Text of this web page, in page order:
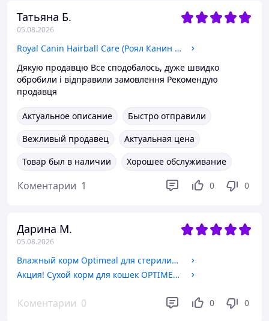
Татьяна Б.
05.08.2026
Royal Canin Hairball Care (Роял Канин Хейрбол Кер) сухой корм для кошек для выведения комков шерсти, 2 КГ
Дякую продавцю Все сподобалось, дуже швидко
обробили і відправили замовлення Рекомендую
продавця
Актуальное описание
Быстро отправили
Вежливый продавец
Актуальная цена
Товар был в наличии
Хорошее обслуживание
Коментарии 1 0 0
Дарина М.
05.08.2026
Влажный корм Optimeal для стерилизованных кошек с лососем и черникой в желе 85 гр от 12 шт
Акция! Сухой корм для кошек OPTIMEAL (Оптимил) для стерилизованных кошек и кастрированных котов с лосось 1,5 кг
Коментарии 0 0 0